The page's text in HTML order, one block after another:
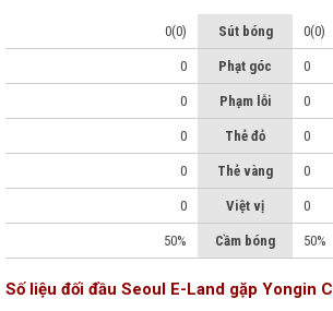
0(0) Sút bóng 0(0)
0 Phạt góc 0
0 Phạm lỗi 0
0 Thẻ đỏ 0
0 Thẻ vàng 0
0 Việt vị 0
50% Cầm bóng 50%
Số liệu đối đầu Seoul E-Land gặp Yongin